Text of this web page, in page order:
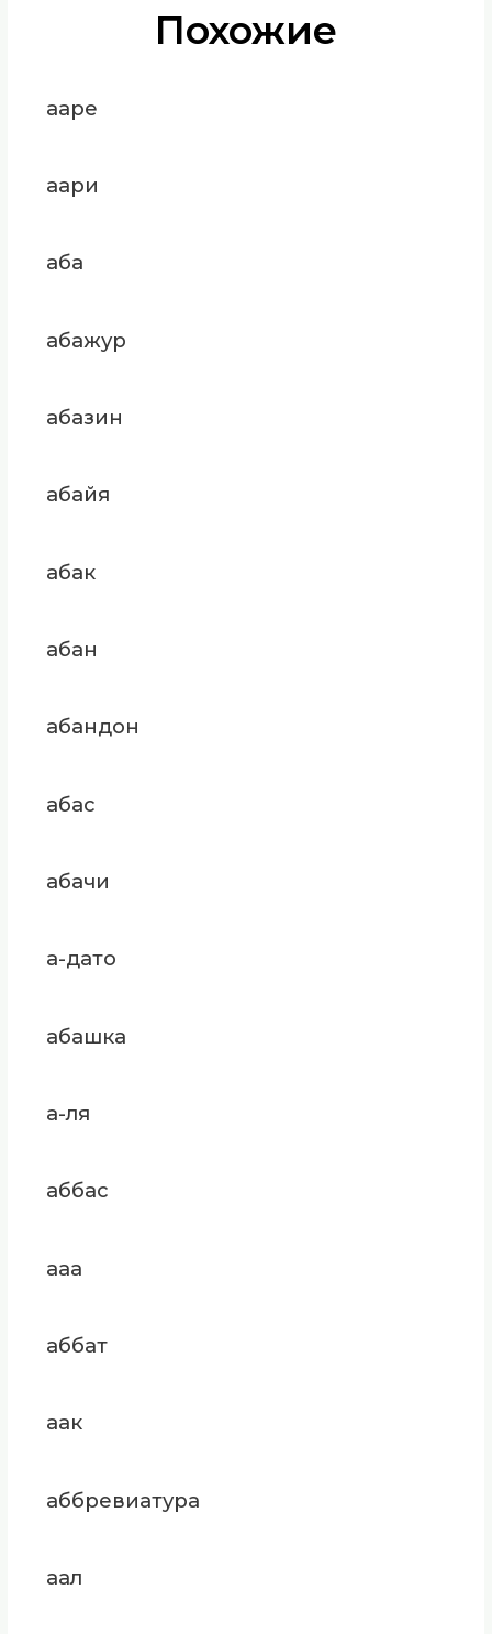
Похожие
ааре
аари
аба
абажур
абазин
абайя
абак
абан
абандон
абас
абачи
а-дато
абашка
а-ля
аббас
ааа
аббат
аак
аббревиатура
аал